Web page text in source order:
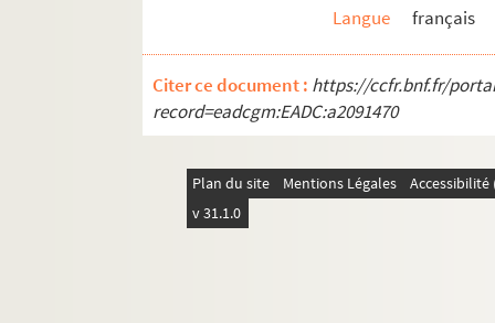
Langue
français
Citer ce document : https://ccfr.bnf.fr/
record=eadcgm:EADC:a2091470
Plan du site Mentions Légales
v 31.1.0